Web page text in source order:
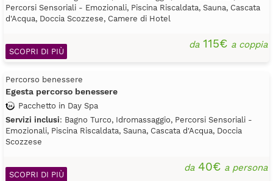
Percorsi Sensoriali - Emozionali, Piscina Riscaldata, Sauna, Cascata
d'Acqua, Doccia Scozzese, Camere di Hotel
da115€ a coppia
SCOPRI DI PIÙ
Percorso benessere
Egesta percorso benessere
Pacchetto in Day Spa
Servizi inclusi: Bagno Turco, Idromassaggio, Percorsi Sensoriali -
Emozionali, Piscina Riscaldata, Sauna, Cascata d'Acqua, Doccia
Scozzese
da40€ a persona
SCOPRI DI PIÙ